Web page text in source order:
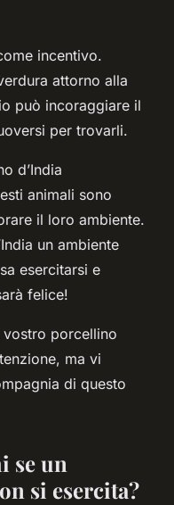
incentivo.
attorno alla
può incoraggiare il
per trovarli.
d’India
animali sono
il loro ambiente.
un ambiente
esercitarsi e
felice!
porcellino
ma vi
di questo
se un
si esercita?